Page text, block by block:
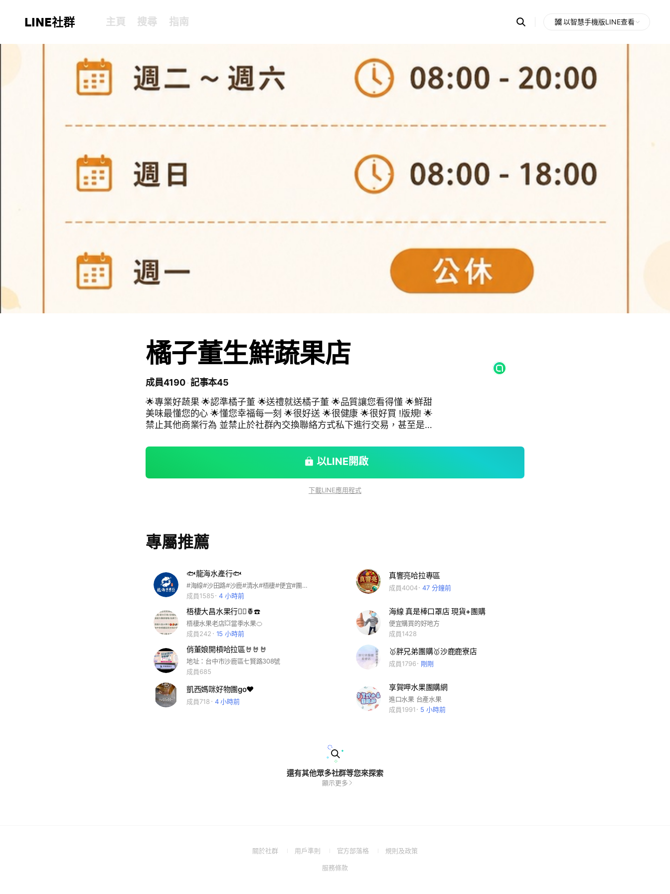
LINE社群 主頁 搜尋 指南 Search
OpenChats以智慧手機版LINE查看
橘子董生鮮蔬果店
成員4190 記事本45
🌟專業好蔬果 🌟認準橘子董 🌟送禮就送橘子董 🌟品質讓您看得懂 🌟鮮甜
美味最懂您的心 🌟懂您幸福每一刻 🌟很好送 🌟很健康 🌟很好買 !版規! 🌟
禁止其他商業行為 並禁止於社群內交換聯絡方式私下進行交易，甚至是私
果有需要老闆協助的地方也可以直接標記老闆喔(@小幫手即可)
以LINE開啟
下載LINE應用程式
專屬推薦
🐟龍海水產行🐟
#海線#沙田路#沙鹿#清水#梧棲#便宜#團購#海鮮#調理包#炸物#冷凍食品#福利社💕
成員1585
4 小時前
真響亮哈拉專區
成員4004 47 分鐘前
梧棲大昌水果行🙋‍♀️🍍☎️
梧棲水果老店💥當季水果🍊
成員242
15 小時前
海線 真是棒口罩店 現貨+團購
便宜購買的好地方
成員1428
俏董娘開槓哈拉區🤘🤘🤘
地址：台中市沙鹿區七賢路308號
成員685
🥇胖兄弟團購🥇沙鹿鹿寮店
成員1796 剛剛
凱西媽咪好物團go❤️
成員718 4 小時前
享賀呷水果團購網
進口水果 台產水果
成員1991
5 小時前
還有其他眾多社群等您來探索
顯示更多
關於社群
(Open用戶準則
(Open
a
官方部落格
(Open規則及政策(Open
服務條款(Open